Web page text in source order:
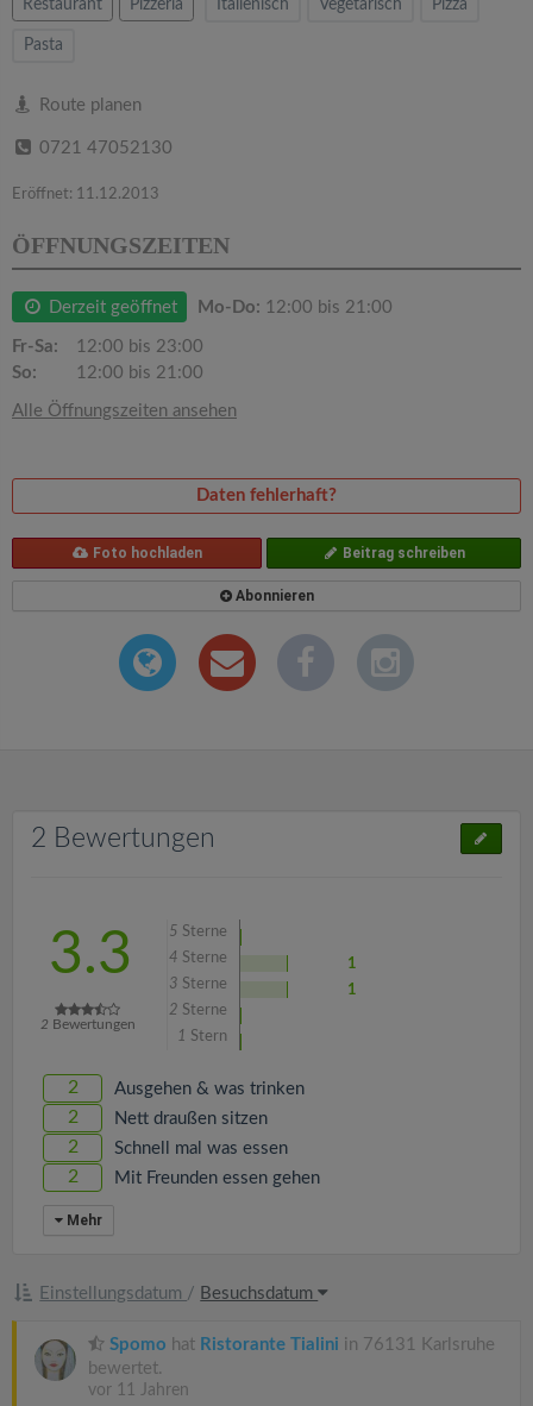
Restaurant Pizzeria Italienisch Vegetarisch Pizza
Pasta
Route planen
0721 47052130
Eröffnet: 11.12.2013
ÖFFNUNGSZEITEN
Derzeit geöffnet Mo-Do: 12:00 bis 21:00
Fr-Sa:
12:00 bis 23:00
So:
12:00 bis 21:00
Alle Öffnungszeiten ansehen
Daten fehlerhaft?
Foto hochladen Beitrag schreiben
Abonnieren
2 Bewertungen
3.3
2 Bewertungen
5 Sterne
4 Sterne
1
3 Sterne
1
2 Sterne
1 Stern
2 Ausgehen & was trinken
2 Nett draußen sitzen
2 Schnell mal was essen
2 Mit Freunden essen gehen
Mehr
Einstellungsdatum / Besuchsdatum
Spomo hat Ristorante Tialini in 76131 Karlsruhe
bewertet.
vor 11 Jahren
a
t
i